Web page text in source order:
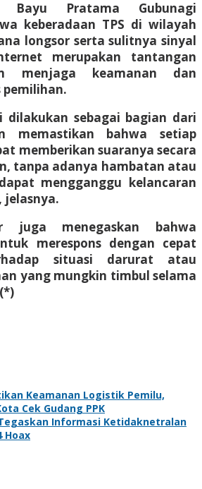
Bayu Pratama Gubunagi
keberadaan TPS di wilayah
longsor serta sulitnya sinyal
merupakan tantangan
menjaga keamanan dan
pemilihan.
dilakukan sebagai bagian dari
memastikan bahwa setiap
memberikan suaranya secara
tanpa adanya hambatan atau
mengganggu kelancaran
jelasnya.
juga menegaskan bahwa
merespons dengan cepat
situasi darurat atau
yang mungkin timbul selama
Keamanan Logistik Pemilu,
Cek Gudang PPK
Informasi Ketidaknetralan
Hoax